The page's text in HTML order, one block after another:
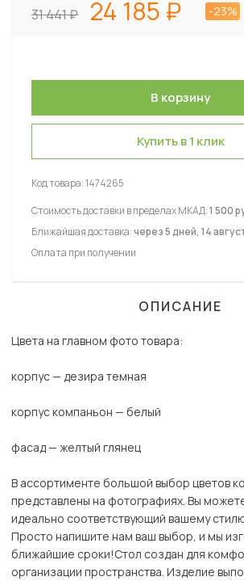
31 441 24 185 -23%
Купить в 1 клик
Код товара:1474265
Стоимость доставки в пределах МКАД:1 500
Ближайшая доставка:через 5 дней, 14
Оплата при получении
ОПИСАНИЕ
Цвета на главном фото товара:
корпус — дезира темная
корпус компаньон — белый
фасад — желтый глянец
В ассортименте большой выбор цветов
представлены на фотографиях. Вы
идеально соответствующий вашему
Просто напишите нам ваш выбор, и мы
ближайшие сроки!Стол создан для
организации пространства. Изделие